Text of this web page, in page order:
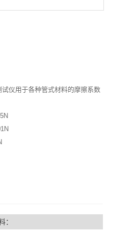
试仪用于各种管式材料的摩擦系数
：